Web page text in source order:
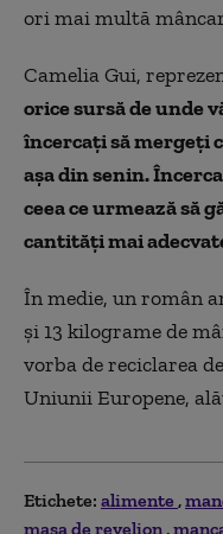
ori mai multă
Camelia Gui,
orice sursă de unde
încercați să mergeți
așa din senin.
ceea ce urmează să
cantități mai
În medie, un român
și 13 kilograme de
vorba de reciclarea
Uniunii Europene,
Etichete: alimente
masa de revelion